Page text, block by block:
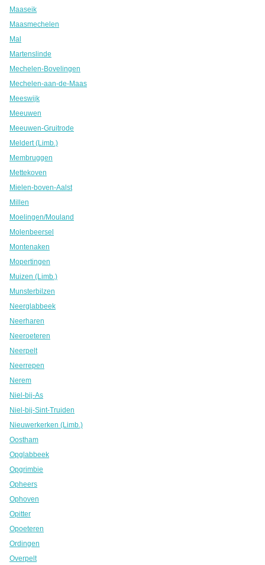
Maaseik
Maasmechelen
Mal
Martenslinde
Mechelen-Bovelingen
Mechelen-aan-de-Maas
Meeswijk
Meeuwen
Meeuwen-Gruitrode
Meldert (Limb.)
Membruggen
Mettekoven
Mielen-boven-Aalst
Millen
Moelingen/Mouland
Molenbeersel
Montenaken
Mopertingen
Muizen (Limb.)
Munsterbilzen
Neerglabbeek
Neerharen
Neeroeteren
Neerpelt
Neerrepen
Nerem
Niel-bij-As
Niel-bij-Sint-Truiden
Nieuwerkerken (Limb.)
Oostham
Opglabbeek
Opgrimbie
Opheers
Ophoven
Opitter
Opoeteren
Ordingen
Overpelt